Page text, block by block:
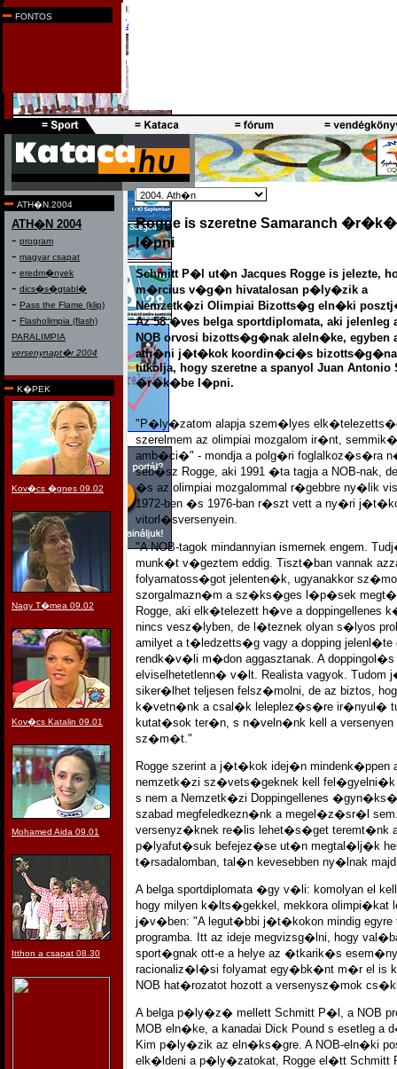
k�priportok|mozg� gy�ngyszemek
K�PESLAP|UTAZ�S
F�rfi v�zilabda-v�logatott|f�rfi kajakn�gyes
Janics Natasa -
Kov�cs Katalin
Nagy T�mea |Igaly Diana|Majoros Istv�n
TORINO 2006
FONTOS
Rogge is szeretne Samaranch
l�pni
Schmitt P�l ut�n Jacques Rogge is jelezte,
m�rcius v�g�n hivatalosan p�ly�zik a
Nemzetk�zi Olimpiai Bizotts�g eln�ki
Az 58 �ves belga sportdiplomata, aki jelenleg
NOB orvosi bizotts�g�nak aleln�ke, egyben
ath�ni j�t�kok koordin�ci�s
titkolja, hogy szeretne a spanyol Juan Antonio
�r�k�be l�pni.
"P�ly�zatom alapja szem�lyes
szerelmem az olimpiai mozgalom ir�nt,
amb�ci�" - mondja a polg�ri foglalkoz�s�ra
seb�sz Rogge, aki 1991 �ta tagja a NOB-nak,
�s az olimpiai mozgalommal r�gebbre ny�lik
1972-ben �s 1976-ban r�szt vett a ny�ri
vitorl�sversenyein.
"A NOB-tagok mindannyian ismernek engem.
munk�t v�geztem eddig. Tiszt�ban vannak
folyamatoss�got jelenten�k, ugyanakkor
szorgalmazn�m a sz�ks�ges l�p�sek
Rogge, aki elk�telezett h�ve a doppingellenes
nincs vesz�lyben, de l�teznek olyan s�lyos
amilyet a t�ledzetts�g vagy a dopping jelenl�te
rendk�v�li m�don aggasztanak. A
elviselhetetlenn� v�lt. Realista vagyok. Tudom
siker�lhet teljesen felsz�molni, de az biztos,
k�vetn�nk a csal�k leleplez�s�re ir�nyul�
kutat�sok ter�n, s n�veln�nk kell a
sz�m�t."
Rogge szerint a j�t�kok idej�n mindenk�ppen
nemzetk�zi sz�vets�geknek kell
s nem a Nemzetk�zi Doppingellenes
szabad megfeledkezn�nk a megel�z�sr�l
versenyz�knek re�lis lehet�s�get teremt�nk
p�lyafut�suk befejez�se ut�n megtal�lj�k
t�rsadalomban, tal�n kevesebben ny�lnak
A belga sportdiplomata �gy v�li: komolyan el
hogy milyen k�lts�gekkel, mekkora olimpi�kat
j�v�ben: "A legut�bbi j�t�kokon mindig
programba. Itt az ideje megvizsg�lni, hogy
sport�gnak ott-e a helye az �tkarik�s
racionaliz�l�si folyamat egy�bk�nt m�r el is
NOB hat�rozatot hozott a versenysz�mok
A belga p�ly�z� mellett Schmitt P�l, a NOB
MOB eln�ke, a kanadai Dick Pound s esetleg a
Kim p�ly�zik az eln�ks�gre. A NOB-eln�ki
elk�ldeni a p�ly�zatokat, Rogge el�tt Schmitt
ATH�N.2004
ATH�N 2004
- program
- magyar csapat
- eredm�nyek
- dics�s�gtabl�
- Pass the Flame (klip)
- Flasholimpia (flash)
PARALIMPIA
versenynapt�r 2004
K�PEK
Kov�cs �gnes 09.02
Nagy T�mea 09.02
Kov�cs Katalin 09.01
Mohamed Aida 09.01
Itthon a csapat 08.30